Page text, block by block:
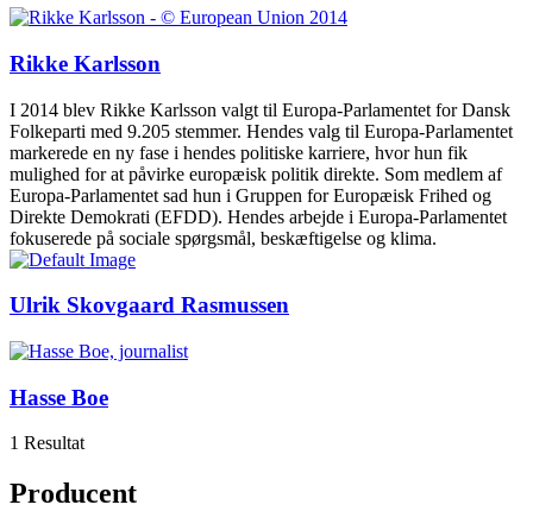
Rikke Karlsson
I 2014 blev Rikke Karlsson valgt til Europa-Parlamentet for Dansk
Folkeparti med 9.205 stemmer. Hendes valg til Europa-Parlamentet
markerede en ny fase i hendes politiske karriere, hvor hun fik
mulighed for at påvirke europæisk politik direkte. Som medlem af
Europa-Parlamentet sad hun i Gruppen for Europæisk Frihed og
Direkte Demokrati (EFDD). Hendes arbejde i Europa-Parlamentet
fokuserede på sociale spørgsmål, beskæftigelse og klima.
Ulrik Skovgaard Rasmussen
Hasse Boe
1 Resultat
Producent